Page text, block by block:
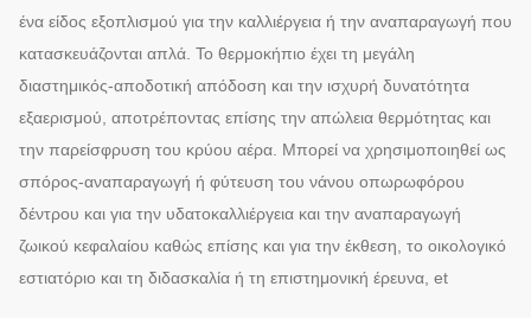
ένα είδος εξοπλισμού για την καλλιέργεια ή την αναπαραγωγή που
κατασκευάζονται απλά. Το θερμοκήπιο έχει τη μεγάλη
διαστημικός-αποδοτική απόδοση και την ισχυρή δυνατότητα
εξαερισμού, αποτρέποντας επίσης την απώλεια θερμότητας και
την παρείσφρυση του κρύου αέρα. Μπορεί να χρησιμοποιηθεί ως
σπόρος-αναπαραγωγή ή φύτευση του νάνου οπωρωφόρου
δέντρου και για την υδατοκαλλιέργεια και την αναπαραγωγή
ζωικού κεφαλαίου καθώς επίσης και για την έκθεση, το οικολογικό
εστιατόριο και τη διδασκαλία ή τη επιστημονική έρευνα, et